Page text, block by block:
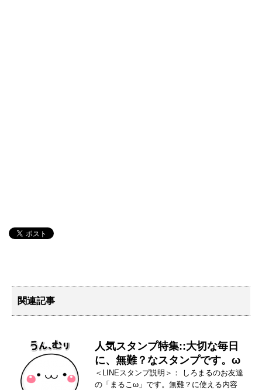
関連記事
人気スタンプ特集::大切な毎日
に、無難？なスタンプです。ω
＜LINEスタンプ説明＞： しろまるのお友達
の「まるこω」です。無難？に使える内容